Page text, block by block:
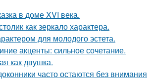
в доме XVI века.
как зеркало характера.
для молодого эстета.
акценты: сильное сочетание.
как двушка.
часто остаются без внимания